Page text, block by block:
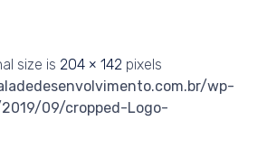
size is 204 × 142pixels
wp-
09/cropped-Logo-